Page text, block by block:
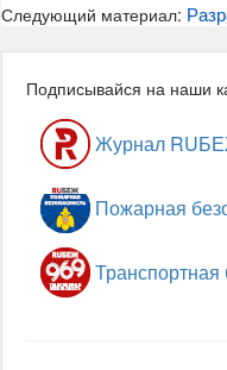
Следующий материал:
Подписывайся на наши
Журнал
Пожарная
Транспортная